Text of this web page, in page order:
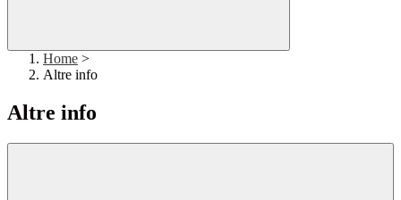
Home >
Altre info
Altre info